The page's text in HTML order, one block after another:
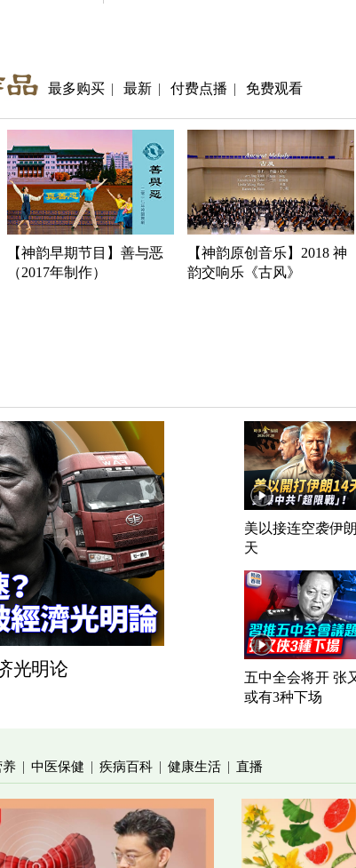
最多购买 | 最新 | 付费点播 | 免费观看
【神韵早期节目】善与恶
（2017年制作）
【神韵原创音乐】2018 神
韵交响乐《古风》
光明论
美以接连空袭伊
天
五中全会将开 张
或有3种下场
| 中医保健 | 疾病百科 | 健康生活 | 直播